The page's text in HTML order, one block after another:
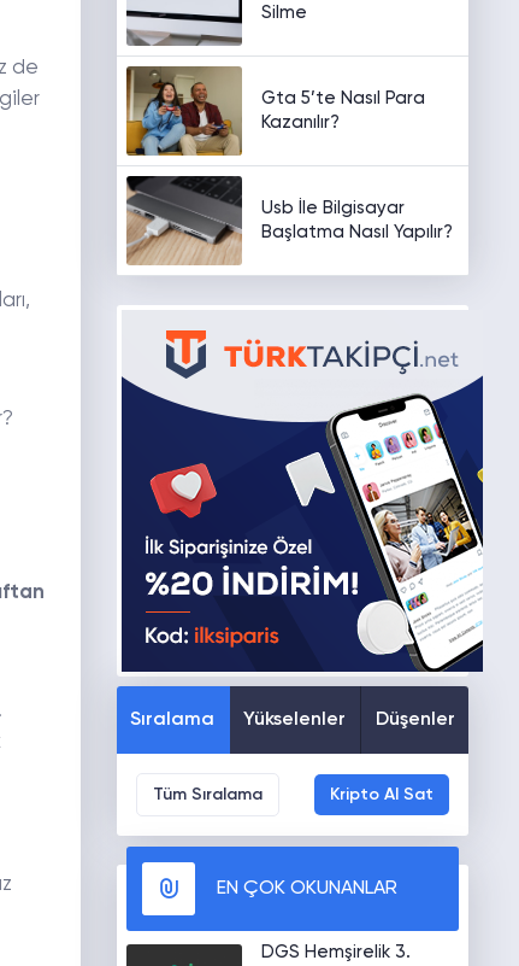
de
Silme
Gta 5’te Nasıl Para
Kazanılır?
Usb İle Bilgisayar
Başlatma Nasıl Yapılır?
Sıralama Yükselenler Düşenler
Tüm Sıralama Kripto Al Sat
EN ÇOK OKUNANLAR
DGS Hemşirelik 3.